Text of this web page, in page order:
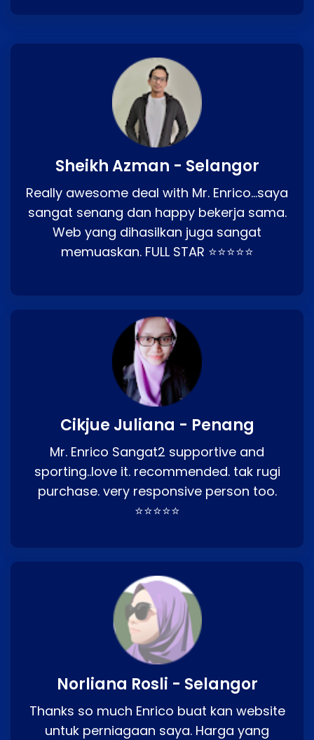
Sheikh Azman - Selangor
Really awesome deal with Mr. Enrico…saya
sangat senang dan happy bekerja sama.
Web yang dihasilkan juga sangat
memuaskan. FULL STAR ⭐⭐⭐⭐⭐
Cikjue Juliana - Penang
Mr. Enrico Sangat2 supportive and
sporting..love it. recommended. tak rugi
purchase. very responsive person too.
⭐⭐⭐⭐⭐
Norliana Rosli - Selangor
Thanks so much Enrico buat kan website
untuk perniagaan saya. Harga yang